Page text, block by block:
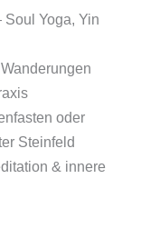
Yoga, Yin
oder
Steinfeld
& innere